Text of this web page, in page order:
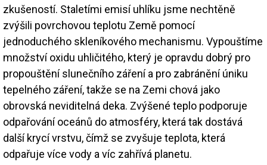
zkušeností. Staletími emisí uhlíku jsme nechtěně
zvýšili povrchovou teplotu Země pomocí
jednoduchého skleníkového mechanismu. Vypouštíme
množství oxidu uhličitého, který je opravdu dobrý pro
propouštění slunečního záření a pro zabránění úniku
tepelného záření, takže se na Zemi chová jako
obrovská neviditelná deka. Zvýšené teplo podporuje
odpařování oceánů do atmosféry, která tak dostává
další krycí vrstvu, čímž se zvyšuje teplota, která
odpařuje více vody a víc zahřívá planetu.